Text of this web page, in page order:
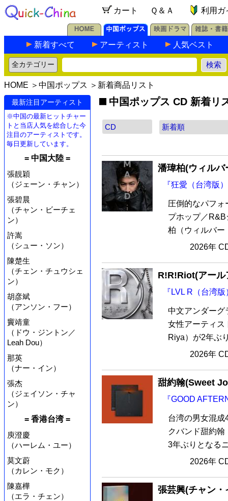
カート Ｑ＆Ａ 利用ガ
新着すべて アーティスト 人気ベスト
HOME ＞ 中国ポップス ＞新着商品リスト
最新注目アーティスト
※中国の最新ヒットチャー
トと当店人気を総合した今
注目のアーティストです。
毎日更新しています。
= 中国大陸 =
張靚穎
（ジェーン・チャン）
張碧晨
（チャン・ビーチェ
ン）
許嵩
（シュー・ソン）
陳楚生
（チェン・チュウシェ
ン）
胡彦斌
（アンソン・フー）
竇靖童
（ドウ・ジントン／
Leah Dou）
那英
（ナー・イン）
張杰
（ジェイソン・チャ
ン）
= 香港台湾 =
庾澄慶
（ハーレム・ユー）
莫文蔚
（カレン・モク）
陳嘉樺
（エラ・チェン）
中国ポップス CD 新着リ
潘瑋柏(ウィルバ
『狂愛（台湾版
圧倒的なパフォ
プホップ／
柏（ウィルバー
2026年
R!R!Riot(アール
『LVL R（台湾
中文アンダーグ
女性アーティス
Riya）が2年ぶ
2026年
甜約翰(Sweet
『GOOD
台湾の男女混成
クバンド甜約
3年ぶりとなる
2026年
張芸興(チャン・